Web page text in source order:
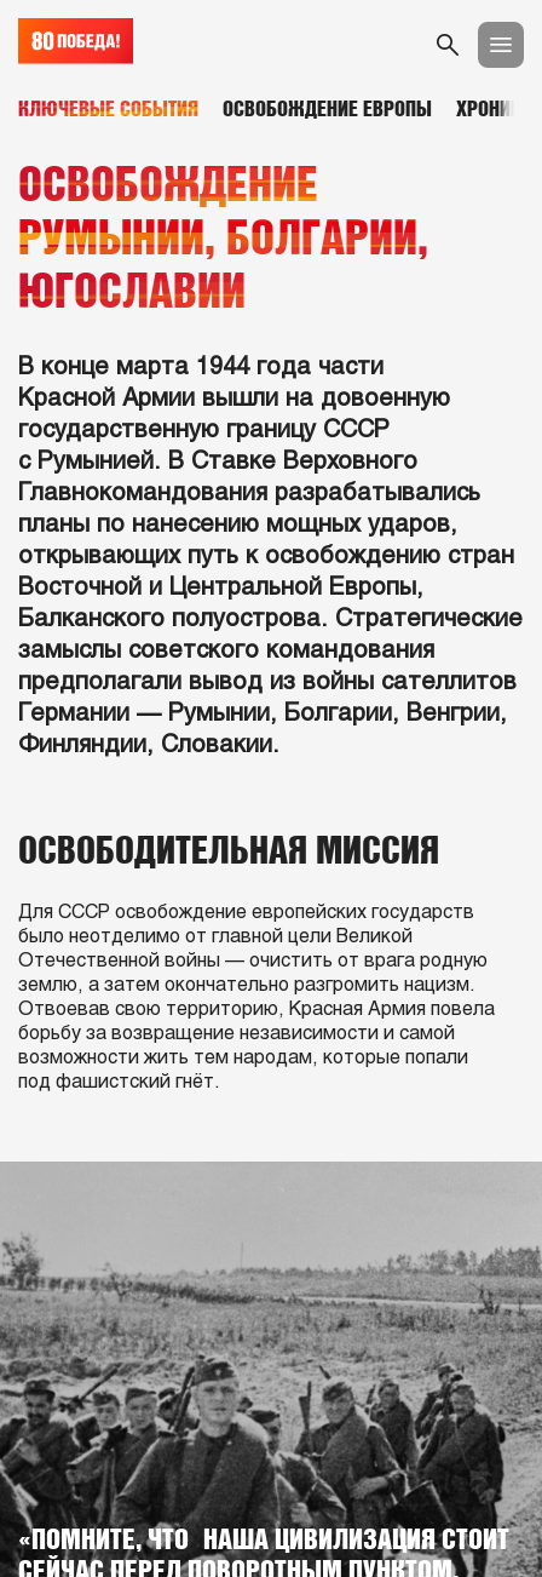
КЛЮЧЕВЫЕ СОБЫТИЯ ОСВОБОЖДЕНИЕ ЕВРОПЫ ХРОНИКА
ОСВОБОЖДЕНИЕ
РУМЫНИИ, БОЛГАРИИ,
ЮГОСЛАВИИ
В конце марта 1944 года части
Красной Армии вышли на довоенную
государственную границу СССР
с Румынией. В Ставке Верховного
Главнокомандования разрабатывались
планы по нанесению мощных ударов,
открывающих путь к освобождению стран
Восточной и Центральной Европы,
Балканского полуострова. Стратегические
замыслы советского командования
предполагали вывод из войны сателлитов
Германии — Румынии, Болгарии, Венгрии,
Финляндии, Словакии.
ОСВОБОДИТЕЛЬНАЯ МИССИЯ
Для СССР освобождение европейских государств
было неотделимо от главной цели Великой
Отечественной войны — очистить от врага родную
землю, а затем окончательно разгромить нацизм.
Отвоевав свою территорию, Красная Армия повела
борьбу за возвращение независимости и самой
возможности жить тем народам, которые попали
под фашистский гнёт.
«ПОМНИТЕ, ЧТО НАША ЦИВИЛИЗАЦИЯ СТОИТ
СЕЙЧАС ПЕРЕД ПОВОРОТНЫМ ПУНКТОМ,